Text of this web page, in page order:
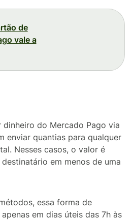
de
vale a
do Mercado Pago via
enviar quantias para qualquer
Nesses casos, o valor é
em menos de uma
essa forma de
em dias úteis das 7h às